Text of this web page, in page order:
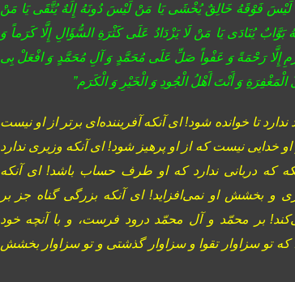
فَوْقَهُ خَالِقٌ یُخْشَى یَا مَنْ لَیْسَ‏ دُونَهُ‏ إِلَهٌ‏ یُتَّقَى‏ یَا مَنْ‏
یُنَادَى‏ یَا مَنْ لَا یَزْدَادُ عَلَى کَثْرَةِ السُّؤَالِ إِلَّا کَرَماً وَ
إِلَّا رَحْمَةً وَ عَفْواً صَلِّ عَلَى مُحَمَّدٍ وَ آلِ مُحَمَّدٍ وَ افْعَلْ بِی
وَ أَنْتَ أَهْلُ الْجُودِ وَ الْخَیْرِ وَ الْکَرَم‏”
تا خوانده شود! اى آنکه آفریننده‌اى برتر از او نیست
خدایی نیست که از او پرهیز شود! اى آنکه وزیرى ندارد
که دربانى ندارد که او طرف حساب باشد! اى آنکه
و بخشش او نمی‌افزاید! اى آنکه بزرگى گناه جز بر
بر محمّد و آل محمّد درود فرست، و با آنچه خود
تو سزاوار تقوا و سزاوار گذشتی و تو سزاوار بخشش